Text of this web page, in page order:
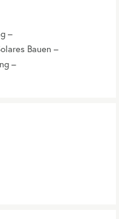
–
Bauen –
–